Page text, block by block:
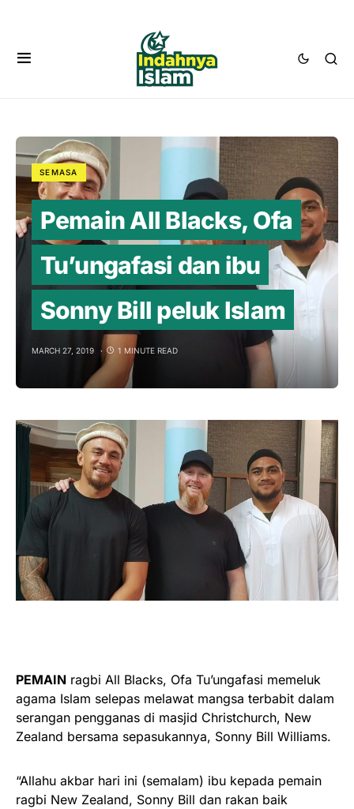
SEMASA
Pemain All Blacks, Ofa
Tu’ungafasi dan ibu
Sonny Bill peluk Islam
MARCH 27, 2019 1 MINUTE READ
PEMAIN ragbi All Blacks, Ofa Tu’ungafasi memeluk
agama Islam selepas melawat mangsa terbabit dalam
serangan pengganas di masjid Christchurch, New
Zealand bersama sepasukannya, Sonny Bill Williams.
“Allahu akbar hari ini (semalam) ibu kepada pemain
ragbi New Zealand, Sonny Bill dan rakan baik